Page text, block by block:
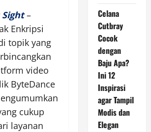
–
Enkripsi
topik yang
video
ByteDance
cukup
layanan
Celana
Cutbray
Cocok
dengan
Baju Apa?
Ini 12
Inspirasi
agar Tampil
Modis dan
Elegan